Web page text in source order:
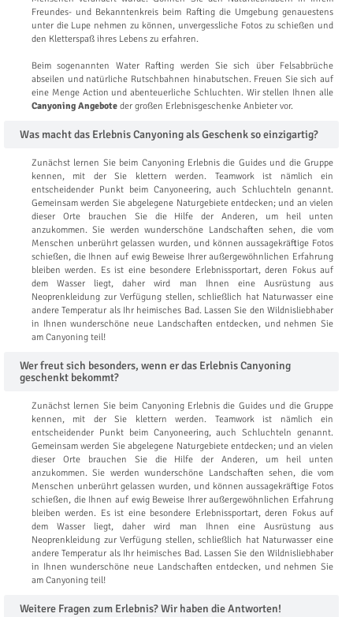
Freundes- und Bekanntenkreis beim Rafting die Umgebung genauestens
unter die Lupe nehmen zu können, unvergessliche Fotos zu schießen und
den Kletterspaß ihres Lebens zu erfahren.
Beim sogenannten Water Rafting werden Sie sich über Felsabbrüche
abseilen und natürliche Rutschbahnen hinabutschen. Freuen Sie sich auf
eine Menge Action und abenteuerliche Schluchten. Wir stellen Ihnen alle
Canyoning Angebote der großen Erlebnisgeschenke Anbieter vor.
Was macht das Erlebnis Canyoning als Geschenk so einzigartig?
Zunächst lernen Sie beim Canyoning Erlebnis die Guides und die Gruppe
kennen, mit der Sie klettern werden. Teamwork ist nämlich ein
entscheidender Punkt beim Canyoneering, auch Schluchteln genannt.
Gemeinsam werden Sie abgelegene Naturgebiete entdecken; und an vielen
dieser Orte brauchen Sie die Hilfe der Anderen, um heil unten
anzukommen. Sie werden wunderschöne Landschaften sehen, die vom
Menschen unberührt gelassen wurden, und können aussagekräftige Fotos
schießen, die Ihnen auf ewig Beweise Ihrer außergewöhnlichen Erfahrung
bleiben werden. Es ist eine besondere Erlebnissportart, deren Fokus auf
dem Wasser liegt, daher wird man Ihnen eine Ausrüstung aus
Neoprenkleidung zur Verfügung stellen, schließlich hat Naturwasser eine
andere Temperatur als Ihr heimisches Bad. Lassen Sie den Wildnisliebhaber
in Ihnen wunderschöne neue Landschaften entdecken, und nehmen Sie
am Canyoning teil!
Wer freut sich besonders, wenn er das Erlebnis Canyoning
geschenkt bekommt?
Zunächst lernen Sie beim Canyoning Erlebnis die Guides und die Gruppe
kennen, mit der Sie klettern werden. Teamwork ist nämlich ein
entscheidender Punkt beim Canyoneering, auch Schluchteln genannt.
Gemeinsam werden Sie abgelegene Naturgebiete entdecken; und an vielen
dieser Orte brauchen Sie die Hilfe der Anderen, um heil unten
anzukommen. Sie werden wunderschöne Landschaften sehen, die vom
Menschen unberührt gelassen wurden, und können aussagekräftige Fotos
schießen, die Ihnen auf ewig Beweise Ihrer außergewöhnlichen Erfahrung
bleiben werden. Es ist eine besondere Erlebnissportart, deren Fokus auf
dem Wasser liegt, daher wird man Ihnen eine Ausrüstung aus
Neoprenkleidung zur Verfügung stellen, schließlich hat Naturwasser eine
andere Temperatur als Ihr heimisches Bad. Lassen Sie den Wildnisliebhaber
in Ihnen wunderschöne neue Landschaften entdecken, und nehmen Sie
am Canyoning teil!
Weitere Fragen zum Erlebnis? Wir haben die Antworten!